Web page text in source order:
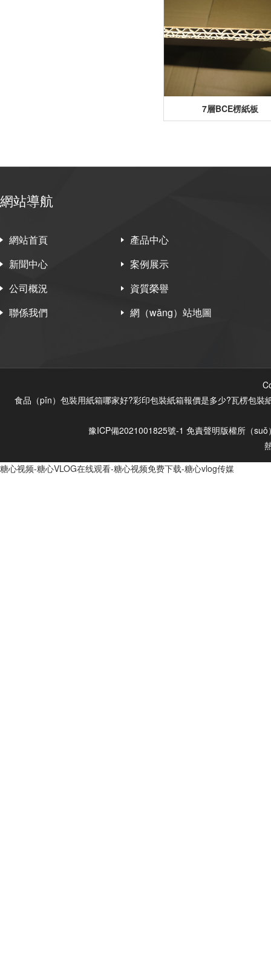
7層BCE楞紙板
網站導航
網站首頁
產品中心
新聞中心
案例展示
公司概況
資質榮譽
聯係我們
網（wǎng）站地圖
食品（pǐn）包裝用紙箱哪家好?彩印包裝紙箱報價是多少?瓦楞包
豫ICP備2021001825號-1 免責聲明版權所（
糖心视频-糖心VLOG在线观看-糖心视频免费下载-糖心vlog传媒